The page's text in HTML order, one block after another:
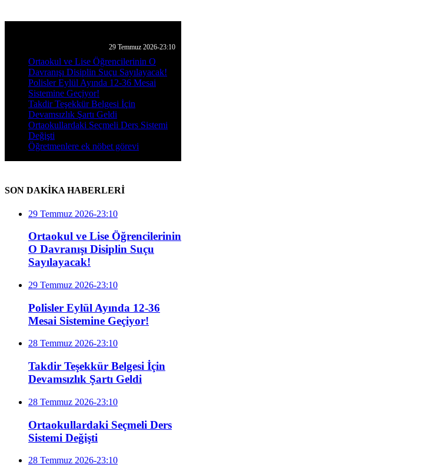
29 Temmuz 2026-23:10
Ortaokul ve Lise Öğrencilerinin O
Davranışı Disiplin Suçu Sayılayacak!
Polisler Eylül Ayında 12-36 Mesai
Sistemine Geçiyor!
Takdir Teşekkür Belgesi İçin
Devamsızlık Şartı Geldi
Ortaokullardaki Seçmeli Ders Sistemi
Değişti
Öğretmenlere ek nöbet görevi
SON DAKİKA HABERLERİ
29 Temmuz 2026-23:10
Ortaokul ve Lise Öğrencilerinin
O Davranışı Disiplin Suçu
Sayılayacak!
29 Temmuz 2026-23:10
Polisler Eylül Ayında 12-36
Mesai Sistemine Geçiyor!
28 Temmuz 2026-23:10
Takdir Teşekkür Belgesi İçin
Devamsızlık Şartı Geldi
28 Temmuz 2026-23:10
Ortaokullardaki Seçmeli Ders
Sistemi Değişti
28 Temmuz 2026-23:10